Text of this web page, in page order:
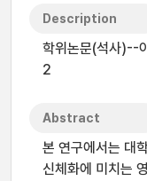
Description
학위논문(석사)--
2
Abstract
본 연구에서는 대
신체화에 미치는